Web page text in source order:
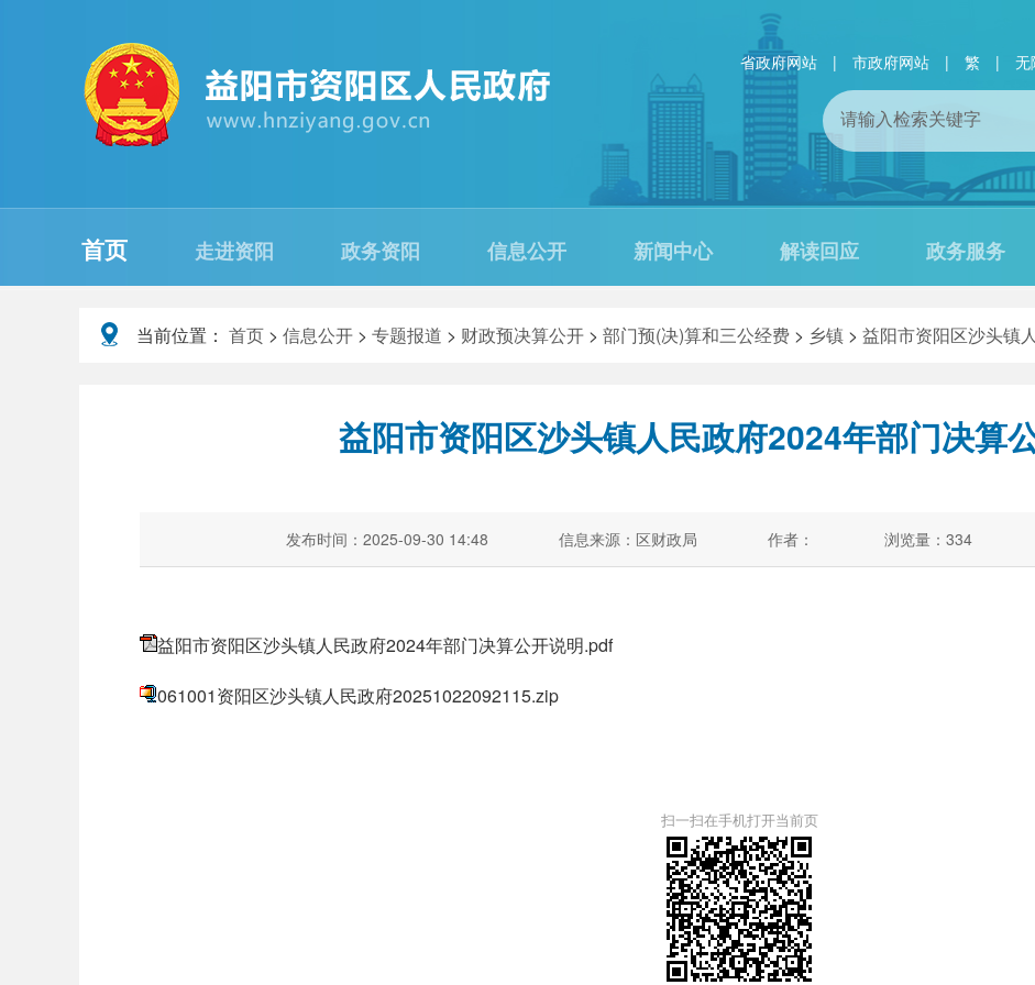
省政府网站 | 市政府网站 | 繁 | 无
首页 走进资阳 政务资阳 信息公开 新闻中心 解读回应 政务服务
当前位置： 首页 > 信息公开 > 专题报道 > 财政预决算公开 > 部门预(决)算和三公经费 > 乡镇 > 益阳市资阳区沙头镇
益阳市资阳区沙头镇人民政府2024年部门决算
发布时间：2025-09-30 14:48 信息来源：区财政局 作者： 浏览量： 334
益阳市资阳区沙头镇人民政府2024年部门决算公开说明.pdf
061001资阳区沙头镇人民政府20251022092115.zip
扫一扫在手机打开当前页